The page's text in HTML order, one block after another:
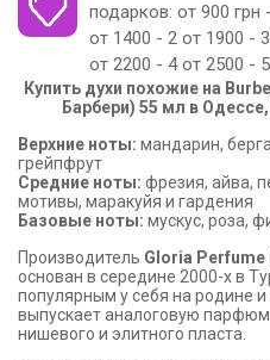
подарков: от 900 грн
от 1400 - 2 от 1900 - 3
от 2200 - 4 от 2500 - 5
Купить духи похожие на
Барбери) 55 мл в
Верхние ноты: мандарин,
грейпфрут
Средние ноты: фрезия, айва,
мотивы, маракуйя и гардения
Базовые ноты: мускус, роза,
Производитель Gloria
основан в середине 2000-х в
популярным у себя на родине
выпускает аналоговую
нишевого и элитного пласта.